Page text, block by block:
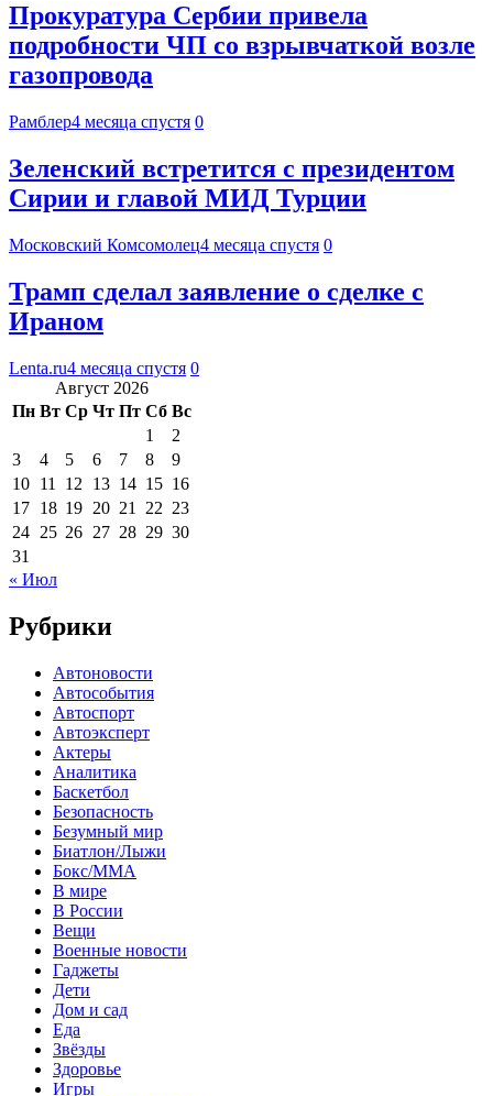
Прокуратура Сербии привела
подробности ЧП со взрывчаткой возле
газопровода
Рамблер4 месяца спустя 0
Зеленский встретится с президентом
Сирии и главой МИД Турции
Московский Комсомолец4 месяца спустя 0
Трамп сделал заявление о сделке с
Ираном
Lenta.ru4 месяца спустя 0
Август 2026
Пн Вт Ср Чт Пт Сб Вс
1
2
3
4 5 6 7 8
9
10 11 12 13 14 15 16
17 18 19 20 21 22 23
24 25 26 27 28 29 30
31
« Июл
Рубрики
Автоновости
Автособытия
Автоспорт
Автоэксперт
Актеры
Аналитика
Баскетбол
Безопасность
Безумный мир
Биатлон/Лыжи
Бокс/MMA
В мире
В России
Вещи
Военные новости
Гаджеты
Дети
Дом и сад
Еда
Звёзды
Здоровье
Игры